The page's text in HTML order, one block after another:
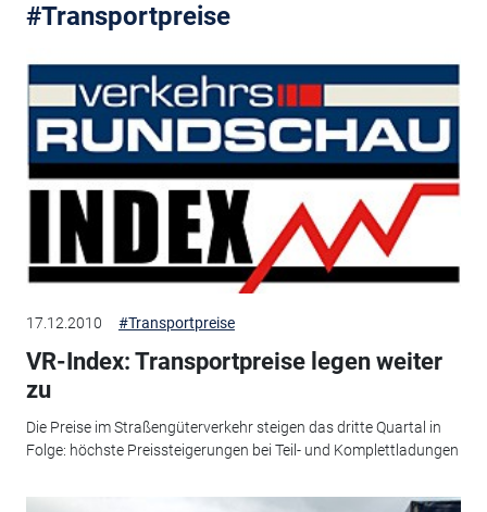
#Transportpreise
17.12.2010 #Transportpreise
VR-Index: Transportpreise legen weiter
zu
Die Preise im Straßengüterverkehr steigen das dritte Quartal in
Folge: höchste Preissteigerungen bei Teil- und Komplettladungen